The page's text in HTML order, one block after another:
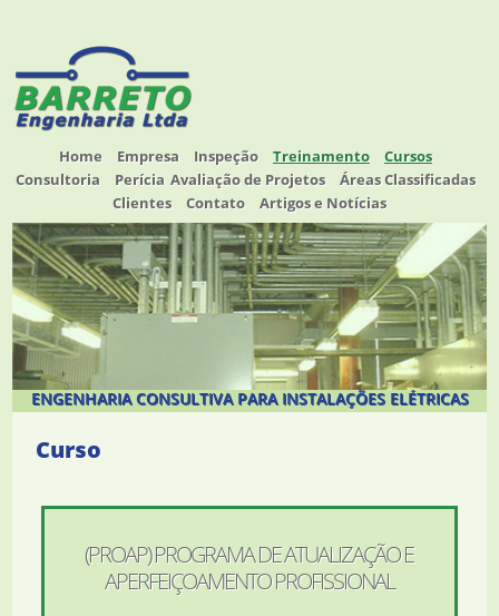
Home Empresa Inspeção Treinamento
Cursos
Consultoria
Perícia Avaliação de Projetos
Áreas Classificadas
Clientes
Contato Artigos e Notícias
ENGENHARIA CONSULTIVA PARA INSTALAÇÕES ELÉTRICAS
Curso
(PROAP) PROGRAMA DE ATUALIZAÇÃO E
APERFEIÇOAMENTO PROFISSIONAL